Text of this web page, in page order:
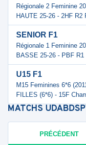
Régionale 2 Feminine
HAUTE 25-26 - 2HF
SENIOR F1
Régionale 1 Feminine
BASSE 25-26 - PBF
U15 F1
M15 Feminines 6*6
FILLES (6*6) - 15F
MATCHS
PRÉCÉDENT